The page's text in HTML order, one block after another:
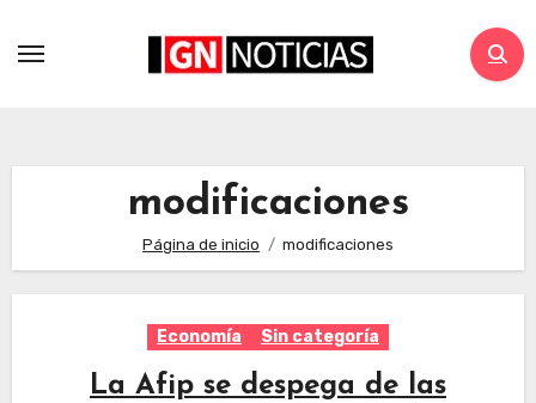
modificaciones
Página de inicio modificaciones
Economía Sin categoría
La Afip se despega de las